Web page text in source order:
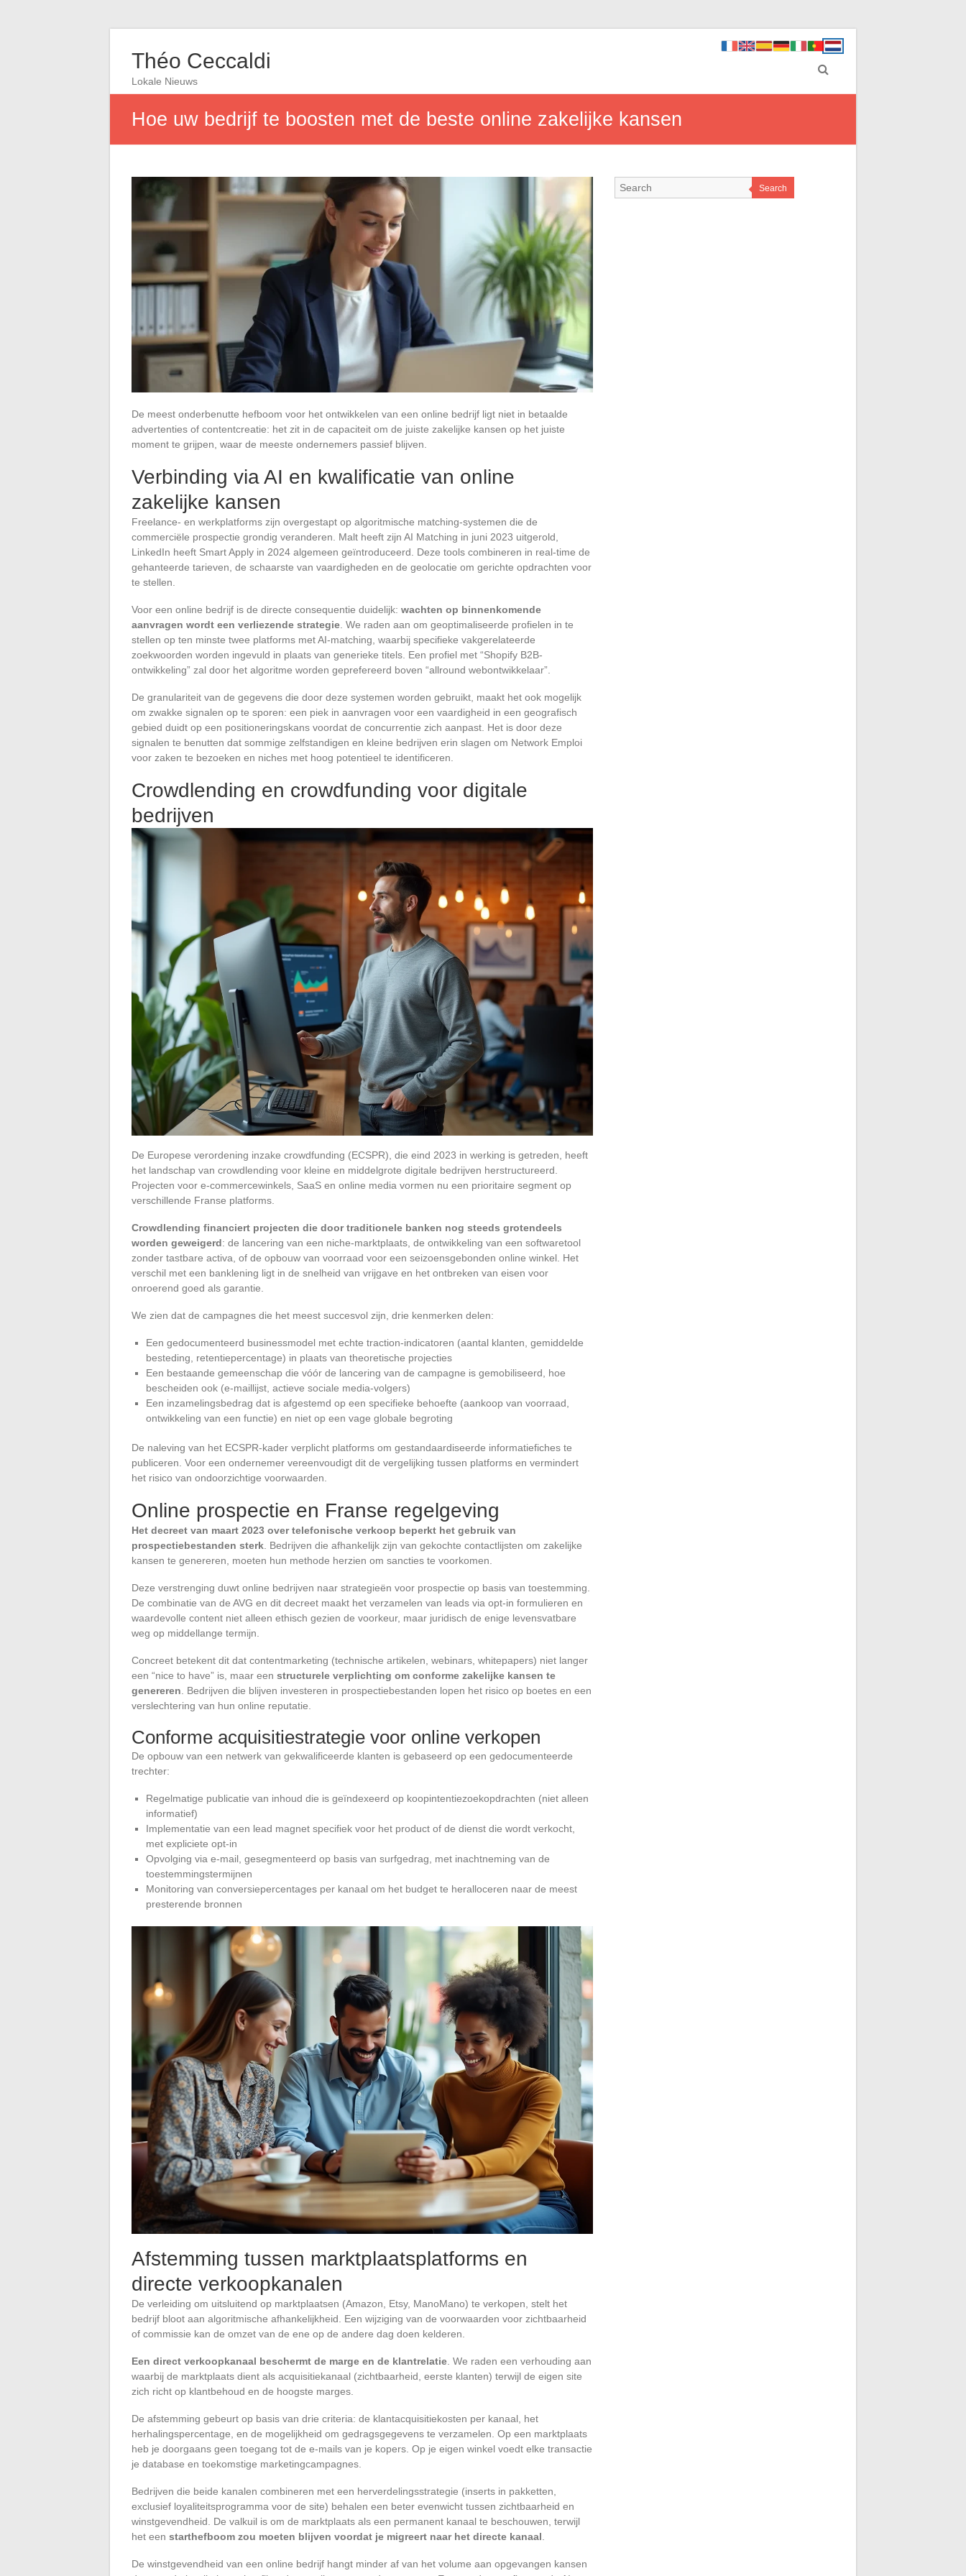
Théo Ceccaldi
Lokale Nieuws
Hoe uw bedrijf te boosten met de beste online zakelijke kansen
De meest onderbenutte hefboom voor het ontwikkelen van een online bedrijf ligt niet in betaalde
advertenties of contentcreatie: het zit in de capaciteit om de juiste zakelijke kansen op het juiste
moment te grijpen, waar de meeste ondernemers passief blijven.
Verbinding via AI en kwalificatie van online
zakelijke kansen
Freelance- en werkplatforms zijn overgestapt op algoritmische matching-systemen die de
commerciële prospectie grondig veranderen. Malt heeft zijn AI Matching in juni 2023 uitgerold,
LinkedIn heeft Smart Apply in 2024 algemeen geïntroduceerd. Deze tools combineren in real-time de
gehanteerde tarieven, de schaarste van vaardigheden en de geolocatie om gerichte opdrachten voor
te stellen.
Voor een online bedrijf is de directe consequentie duidelijk: wachten op binnenkomende
aanvragen wordt een verliezende strategie . We raden aan om geoptimaliseerde profielen in te
stellen op ten minste twee platforms met AI-matching, waarbij specifieke vakgerelateerde
zoekwoorden worden ingevuld in plaats van generieke titels. Een profiel met “Shopify B2B-
ontwikkeling” zal door het algoritme worden geprefereerd boven “allround webontwikkelaar”.
De granulariteit van de gegevens die door deze systemen worden gebruikt, maakt het ook mogelijk
om zwakke signalen op te sporen: een piek in aanvragen voor een vaardigheid in een geografisch
gebied duidt op een positioneringskans voordat de concurrentie zich aanpast. Het is door deze
signalen te benutten dat sommige zelfstandigen en kleine bedrijven erin slagen om Network Emploi
voor zaken te bezoeken en niches met hoog potentieel te identificeren.
Crowdlending en crowdfunding voor digitale
bedrijven
De Europese verordening inzake crowdfunding (ECSPR), die eind 2023 in werking is getreden, heeft
het landschap van crowdlending voor kleine en middelgrote digitale bedrijven herstructureerd.
Projecten voor e-commercewinkels, SaaS en online media vormen nu een prioritaire segment op
verschillende Franse platforms.
Crowdlending financiert projecten die door traditionele banken nog steeds grotendeels
worden geweigerd: de lancering van een niche-marktplaats, de ontwikkeling van een softwaretool
zonder tastbare activa, of de opbouw van voorraad voor een seizoensgebonden online winkel. Het
verschil met een banklening ligt in de snelheid van vrijgave en het ontbreken van eisen voor
onroerend goed als garantie.
We zien dat de campagnes die het meest succesvol zijn, drie kenmerken delen:
Een gedocumenteerd businessmodel met echte traction-indicatoren (aantal klanten, gemiddelde
besteding, retentiepercentage) in plaats van theoretische projecties
Een bestaande gemeenschap die vóór de lancering van de campagne is gemobiliseerd, hoe
bescheiden ook (e-maillijst, actieve sociale media-volgers)
Een inzamelingsbedrag dat is afgestemd op een specifieke behoefte (aankoop van voorraad,
ontwikkeling van een functie) en niet op een vage globale begroting
De naleving van het ECSPR-kader verplicht platforms om gestandaardiseerde informatiefiches te
publiceren. Voor een ondernemer vereenvoudigt dit de vergelijking tussen platforms en vermindert
het risico van ondoorzichtige voorwaarden.
Online prospectie en Franse regelgeving
Het decreet van maart 2023 over telefonische verkoop beperkt het gebruik van
prospectiebestanden sterk . Bedrijven die afhankelijk zijn van gekochte contactlijsten om zakelijke
kansen te genereren, moeten hun methode herzien om sancties te voorkomen.
Deze verstrenging duwt online bedrijven naar strategieën voor prospectie op basis van toestemming.
De combinatie van de AVG en dit decreet maakt het verzamelen van leads via opt-in formulieren en
waardevolle content niet alleen ethisch gezien de voorkeur, maar juridisch de enige levensvatbare
weg op middellange termijn.
Concreet betekent dit dat contentmarketing (technische artikelen, webinars, whitepapers) niet langer
een “nice to have” is, maar een structurele verplichting om conforme zakelijke kansen te
genereren . Bedrijven die blijven investeren in prospectiebestanden lopen het risico op boetes en een
verslechtering van hun online reputatie.
Conforme acquisitiestrategie voor online verkopen
De opbouw van een netwerk van gekwalificeerde klanten is gebaseerd op een gedocumenteerde
trechter:
Regelmatige publicatie van inhoud die is geïndexeerd op koopintentiezoekopdrachten (niet alleen
informatief)
Implementatie van een lead magnet specifiek voor het product of de dienst die wordt verkocht,
met expliciete opt-in
Opvolging via e-mail, gesegmenteerd op basis van surfgedrag, met inachtneming van de
toestemmingstermijnen
Monitoring van conversiepercentages per kanaal om het budget te heralloceren naar de meest
presterende bronnen
Afstemming tussen marktplaatsplatforms en
directe verkoopkanalen
De verleiding om uitsluitend op marktplaatsen (Amazon, Etsy, ManoMano) te verkopen, stelt het
bedrijf bloot aan algoritmische afhankelijkheid. Een wijziging van de voorwaarden voor zichtbaarheid
of commissie kan de omzet van de ene op de andere dag doen kelderen.
Een direct verkoopkanaal beschermt de marge en de klantrelatie . We raden een verhouding aan
waarbij de marktplaats dient als acquisitiekanaal (zichtbaarheid, eerste klanten) terwijl de eigen site
zich richt op klantbehoud en de hoogste marges.
De afstemming gebeurt op basis van drie criteria: de klantacquisitiekosten per kanaal, het
herhalingspercentage, en de mogelijkheid om gedragsgegevens te verzamelen. Op een marktplaats
heb je doorgaans geen toegang tot de e-mails van je kopers. Op je eigen winkel voedt elke transactie
je database en toekomstige marketingcampagnes.
Bedrijven die beide kanalen combineren met een herverdelingsstrategie (inserts in pakketten,
exclusief loyaliteitsprogramma voor de site) behalen een beter evenwicht tussen zichtbaarheid en
winstgevendheid. De valkuil is om de marktplaats als een permanent kanaal te beschouwen, terwijl
het een starthefboom zou moeten blijven voordat je migreert naar het directe kanaal
De winstgevendheid van een online bedrijf hangt minder af van het volume aan opgevangen kansen
Search